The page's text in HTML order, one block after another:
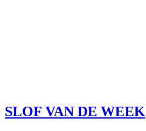
SLOF VAN DE WEEK